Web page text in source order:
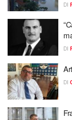
DI
DI
DI